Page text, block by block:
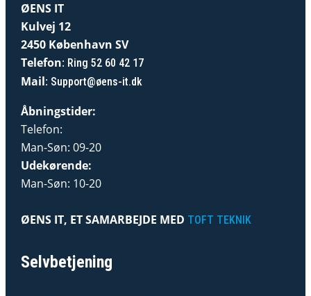
ØENS IT
Kulvej 12
2450 København SV
Telefon: Ring 52 60 42 17
Mail: Support@øens-it.dk
Åbningstider:
Telefon:
Man-Søn: 09-20
Udekørende:
Man-Søn: 10-20
ØENS IT, ET SAMARBEJDE MED TOFT TEKNIK
Selvbetjening